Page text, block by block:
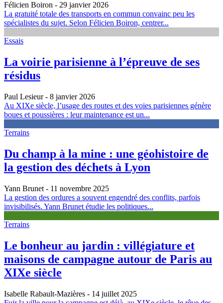
Félicien Boiron - 29 janvier 2026
La gratuité totale des transports en commun convainc peu les
spécialistes du sujet. Selon Félicien Boiron, centrer...
Essais
La voirie parisienne à l’épreuve de ses
résidus
Paul Lesieur- 8 janvier 2026
Au XIXe siècle, l’usage des routes et des voies parisiennes génère
boues et poussières : leur maintenance est un...
Terrains
Du champ à la mine : une géohistoire de
la gestion des déchets à Lyon
Yann Brunet - 11 novembre 2025
La gestion des ordures a souvent engendré des conflits, parfois
invisibilisés. Yann Brunet étudie les politiques...
Terrains
Le bonheur au jardin : villégiature et
maisons de campagne autour de Paris au
XIXe siècle
Isabelle Rabault-Mazières - 14 juillet 2025